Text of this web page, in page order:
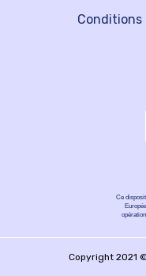
Ce
Copyright 2021 ©